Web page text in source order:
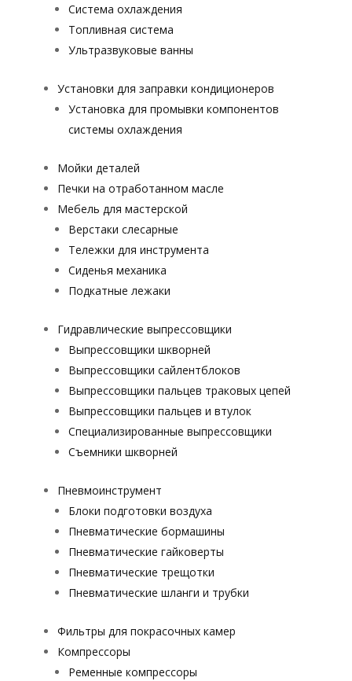
Система охлаждения
Топливная система
Ультразвуковые ванны
Установки для заправки кондиционеров
Установка для промывки компонентов
системы охлаждения
Мойки деталей
Печки на отработанном масле
Мебель для мастерской
Верстаки слесарные
Тележки для инструмента
Сиденья механика
Подкатные лежаки
Гидравлические выпрессовщики
Выпрессовщики шкворней
Выпрессовщики сайлентблоков
Выпрессовщики пальцев траковых цепей
Выпрессовщики пальцев и втулок
Специализированные выпрессовщики
Cъемники шкворней
Пневмоинструмент
Блоки подготовки воздуха
Пневматические бормашины
Пневматические гайковерты
Пневматические трещотки
Пневматические шланги и трубки
Фильтры для покрасочных камер
Компрессоры
Ременные компрессоры